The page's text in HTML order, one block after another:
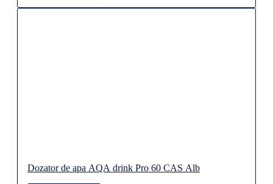
Dozator de apa AQA drink Pro 60 CAS Alb